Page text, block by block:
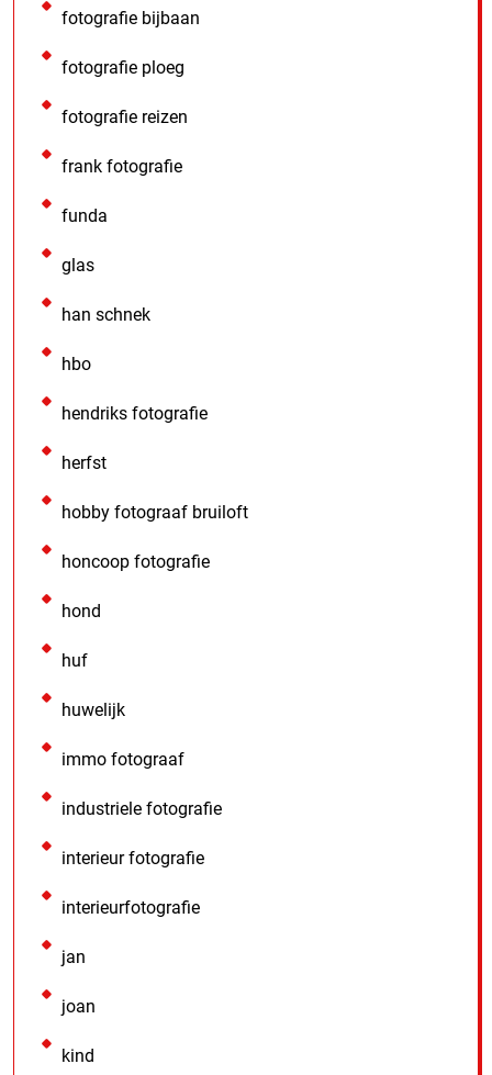
fotografie bijbaan
fotografie ploeg
fotografie reizen
frank fotografie
funda
glas
han schnek
hbo
hendriks fotografie
herfst
hobby fotograaf bruiloft
honcoop fotografie
hond
huf
huwelijk
immo fotograaf
industriele fotografie
interieur fotografie
interieurfotografie
jan
joan
kind